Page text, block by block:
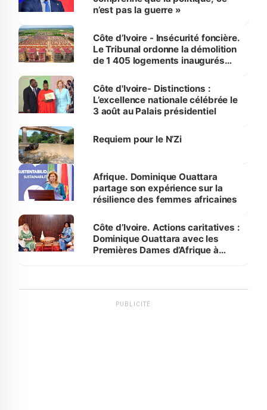
n’est pas la guerre »
Côte d’Ivoire - Insécurité foncière.
Le Tribunal ordonne la démolition
de 1 405 logements inaugurés
Bassam
Côte d'Ivoire- Distinctions :
L’excellence nationale célébrée le
3 août au Palais présidentiel
Requiem pour le N’Zi
Afrique. Dominique Ouattara
partage son expérience sur la
résilience des femmes africaines
Côte d’Ivoire. Actions caritatives :
Dominique Ouattara avec les
Premières Dames d’Afrique à
PUBLICITÉ